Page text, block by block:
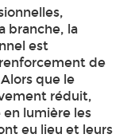
branche, la
est
de
que le
réduit,
lumière les
eu lieu et leurs